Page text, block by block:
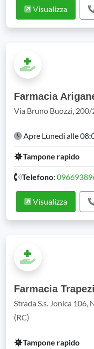
Visualizza
Farmacia
Via Bruno Buozzi,
Apre Lunedi alle
Tampone rapido
Telefono:
Visualizza
Farmacia Trapezi
Strada S.s. Jonica 106,
(RC)
Tampone rapido